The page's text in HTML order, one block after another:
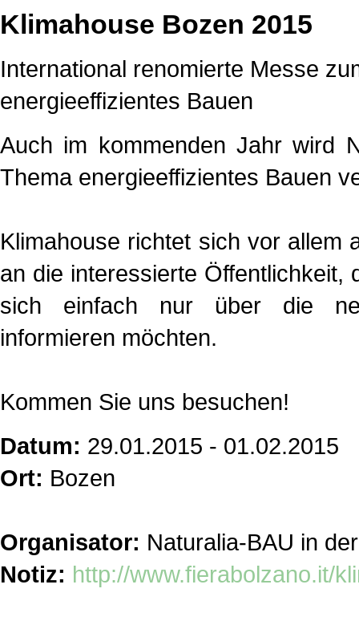
Klimahouse Bozen 2015
International renomierte Messe
energieeffizientes Bauen
Auch im kommenden Jahr wird
Thema energieeffizientes Bauen
Klimahouse richtet sich vor allem
an die interessierte Öffentlichkeit,
sich einfach nur über die
informieren möchten.
Kommen Sie uns besuchen!
Datum: 29.01.2015 - 01.02.2015
Ort: Bozen
Organisator: Naturalia-BAU in
Notiz: http://www.fierabolzano.it/